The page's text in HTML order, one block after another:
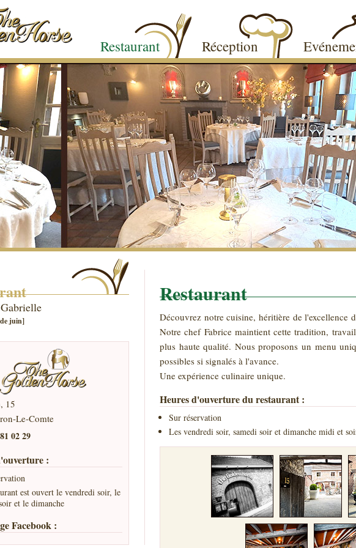
Restaurant Réception
juin]
15
Le-Comte
02 29
:
est ouvert le vendredi soir, le
et le dimanche
Facebook :
Restaurant
Découvrez notre cuisine, héritière de l'excellence
Notre chef Fabrice maintient cette tradition,
plus haute qualité. Nous proposons un menu
possibles si signalés à l'avance.
Une expérience culinaire unique.
Heures d'ouverture du restaurant :
Sur réservation
Les vendredi soir, samedi soir et dimanche midi et